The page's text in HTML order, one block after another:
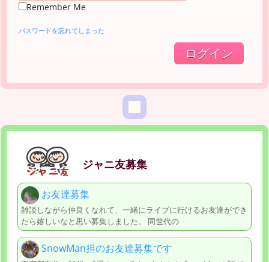
Remember Me
パスワードを忘れてしまった
ジャニ友募集
お友達募集
雑談しながら仲良くなれて、一緒にライブに行けるお友達ができ
たら嬉しいなと思い募集しました。 同世代の
SnowMan担のお友達募集です